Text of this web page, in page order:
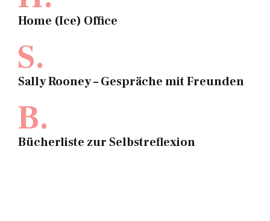
Home (Ice) Office
S.
Sally Rooney – Gespräche mit Freunden
B.
Bücherliste zur Selbstreflexion